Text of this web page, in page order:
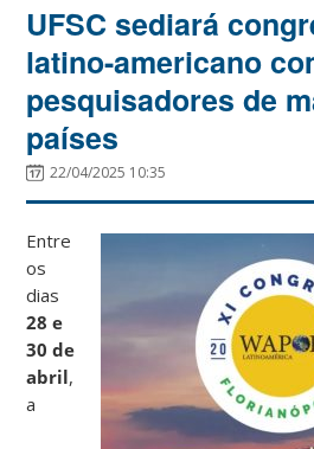
UFSC sediará
latino-americano
pesquisadores de
países
22/04/2025 10:35
Entre
os
dias
28 e
30 de
abril,
a